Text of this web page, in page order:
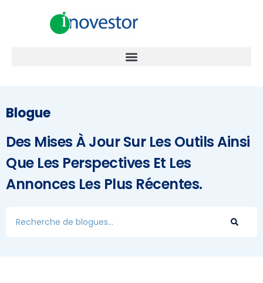
Blogue
Des Mises À Jour Sur Les Outils Ainsi
Que Les Perspectives Et Les
Annonces Les Plus Récentes.